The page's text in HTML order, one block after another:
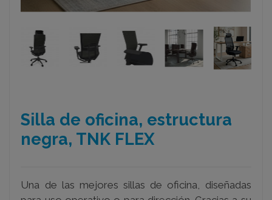
Silla de oficina, estructura
negra, TNK FLEX
Una de las mejores sillas de oficina, diseñadas